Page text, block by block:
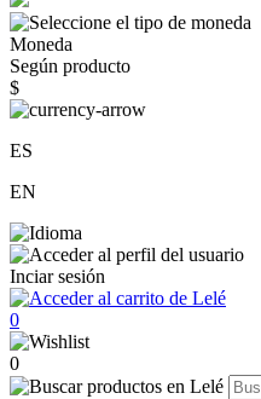
Moneda
Según producto
$
ES
EN
Inciar sesión
0
0